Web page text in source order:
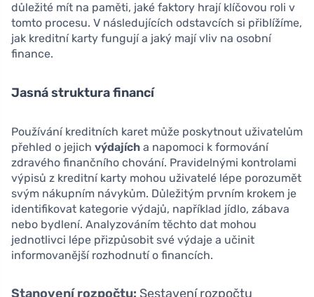
důležité mít na paměti, jaké faktory hrají klíčovou roli v
tomto procesu. V následujících odstavcích si přiblížíme,
jak kreditní karty fungují a jaký mají vliv na osobní
finance.
Jasná struktura financí
Používání kreditních karet může poskytnout uživatelům
přehled o jejich výdajích a napomoci k formování
zdravého finančního chování. Pravidelnými kontrolami
výpisů z kreditní karty mohou uživatelé lépe porozumět
svým nákupním návykům. Důležitým prvním krokem je
identifikovat kategorie výdajů, například jídlo, zábava
nebo bydlení. Analyzováním těchto dat mohou
jednotlivci lépe přizpůsobit své výdaje a učinit
informovanější rozhodnutí o financích.
Stanovení rozpočtu: Sestavení rozpočtu